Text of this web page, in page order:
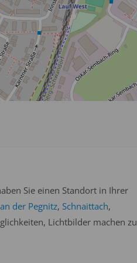
Sie einen Standort in Ihrer
der Pegnitz, Schnaittach,
Lichtbilder machen zu